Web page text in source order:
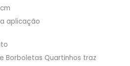
aplicação
Borboletas Quartinhos traz